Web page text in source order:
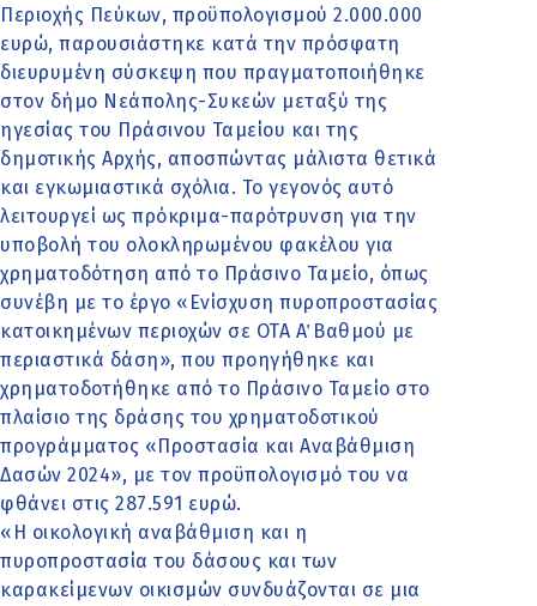
Περιοχής Πεύκων, προϋπολογισμού 2.000.000
ευρώ, παρουσιάστηκε κατά την πρόσφατη
διευρυμένη σύσκεψη που πραγματοποιήθηκε
στον δήμο Νεάπολης-Συκεών μεταξύ της
ηγεσίας του Πράσινου Ταμείου και της
δημοτικής Αρχής, αποσπώντας μάλιστα θετικά
και εγκωμιαστικά σχόλια. Το γεγονός αυτό
λειτουργεί ως πρόκριμα-παρότρυνση για την
υποβολή του ολοκληρωμένου φακέλου για
χρηματοδότηση από το Πράσινο Ταμείο, όπως
συνέβη με το έργο «Ενίσχυση πυροπροστασίας
κατοικημένων περιοχών σε ΟΤΑ Α΄ Βαθμού με
περιαστικά δάση», που προηγήθηκε και
χρηματοδοτήθηκε από το Πράσινο Ταμείο στο
πλαίσιο της δράσης του χρηματοδοτικού
προγράμματος «Προστασία και Αναβάθμιση
Δασών 2024», με τον προϋπολογισμό του να
φθάνει στις 287.591 ευρώ.
«Η οικολογική αναβάθμιση και η
πυροπροστασία του δάσους και των
καρακείμενων οικισμών συνδυάζονται σε μια